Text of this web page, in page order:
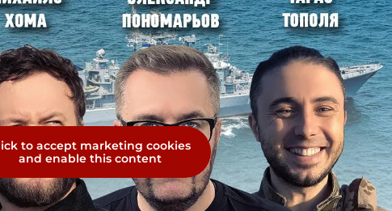
to accept marketing cookies
and enable this content